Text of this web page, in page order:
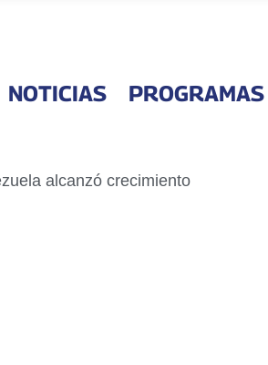
NOTICIAS PROGRAMAS